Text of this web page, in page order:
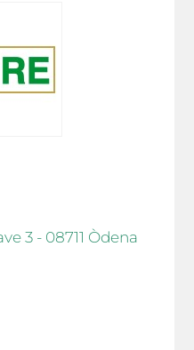
3 - 08711 Òdena